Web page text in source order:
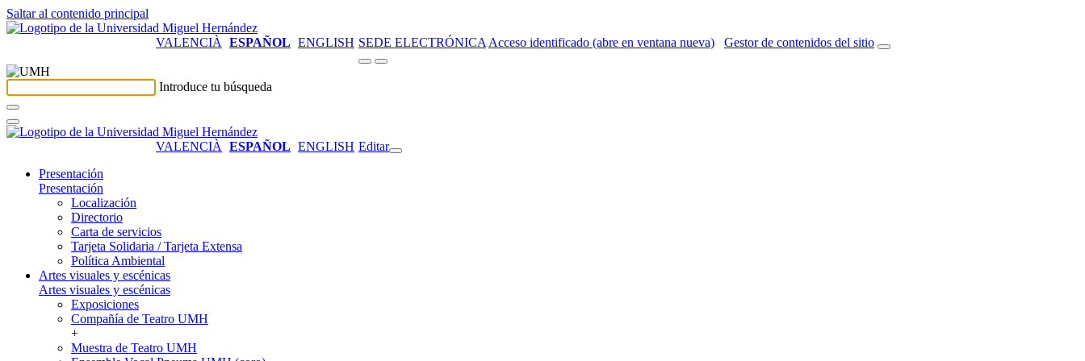
Saltar al contenido principal
VALENCIÀ ESPAÑOL ENGLISH SEDE ELECTRÓNICA Acceso identificado (abre en ventana nueva) Gestor de contenidos del sitio
Introduce tu búsqueda
VALENCIÀ ESPAÑOL ENGLISH Editar
Presentación
Presentación
Localización
Directorio
Carta de servicios
Tarjeta Solidaria / Tarjeta Extensa
Política Ambiental
Artes visuales y escénicas
Artes visuales y escénicas
Exposiciones
Compañía de Teatro UMH
+
Muestra de Teatro UMH